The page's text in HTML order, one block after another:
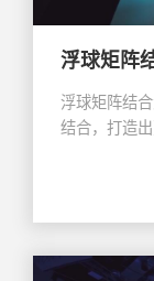
浮球矩阵
浮球矩阵结
结合，打造出